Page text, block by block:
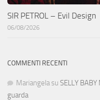
SIR PETROL – Evil Design
06/08/2026
COMMENTI RECENTI
Mariangela su SELLY
guarda